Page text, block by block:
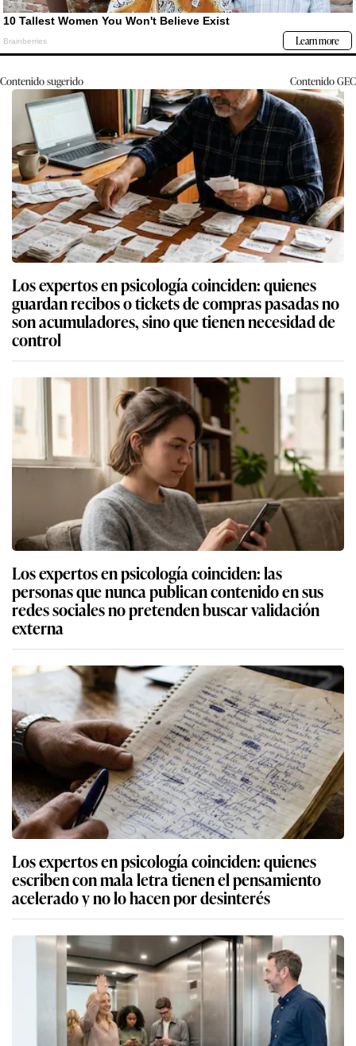
Contenido sugerido ContenidoGEC
Los expertos en psicología coinciden: quienes
guardan recibos o tickets de compras pasadas no
son acumuladores, sino que tienen necesidad de
control
Los expertos en psicología coinciden: las
personas que nunca publican contenido en sus
redes sociales no pretenden buscar validación
externa
Los expertos en psicología coinciden: quienes
escriben con mala letra tienen el pensamiento
acelerado y no lo hacen por desinterés